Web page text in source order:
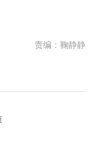
责编：鞠静静